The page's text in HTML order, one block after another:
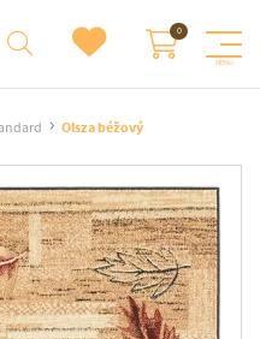
Olsza béžový